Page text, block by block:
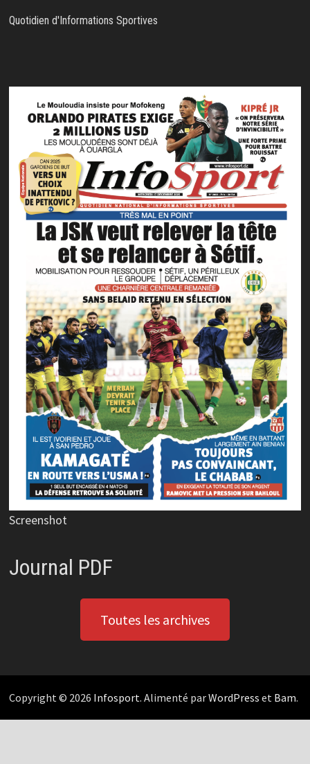
Quotidien d'Informations Sportives
Screenshot
Journal PDF
Toutes les archives
Copyright © 2026 Infosport. Alimenté parWordPress et Bam.